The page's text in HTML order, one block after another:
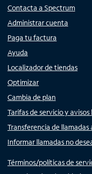
Contacta a Spectrum
Administrar cuenta
Paga tu factura
Ayuda
Localizador de tiendas
Optimizar
Cambia de plan
Tarifas de servicio y avisos
Transferencia de
Informar llamadas no
Términos/políticas de